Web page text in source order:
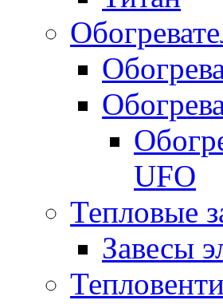
UFO
Тепловые
Завесы